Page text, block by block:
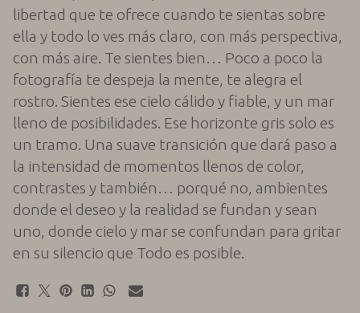
libertad que te ofrece cuando te sientas sobre
ella y todo lo ves más claro, con más perspectiva,
con más aire. Te sientes bien… Poco a poco la
fotografía te despeja la mente, te alegra el
rostro. Sientes ese cielo cálido y fiable, y un mar
lleno de posibilidades. Ese horizonte gris solo es
un tramo. Una suave transición que dará paso a
la intensidad de momentos llenos de color,
contrastes y también… porqué no, ambientes
donde el deseo y la realidad se fundan y sean
uno, donde cielo y mar se confundan para gritar
en su silencio que Todo es posible.